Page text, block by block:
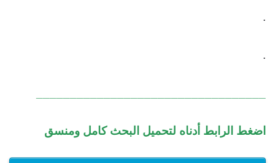
.
.
اضغط الرابط أدناه لتحميل البحث كامل ومنسق